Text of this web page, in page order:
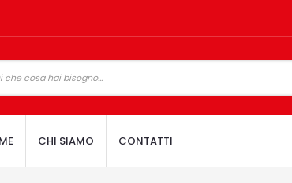
CHI SIAMO CONTATTI